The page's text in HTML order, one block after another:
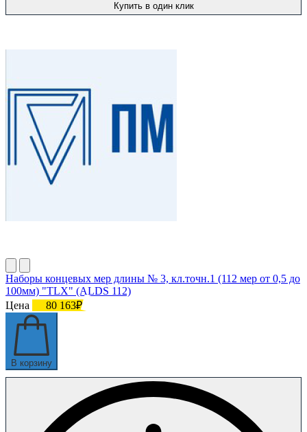
Купить в один клик
Наборы концевых мер длины № 3, кл.точн.1 (112 мер от 0,5 до
100мм) "TLX" (ALDS 112)
Цена
80 163₽
В корзину